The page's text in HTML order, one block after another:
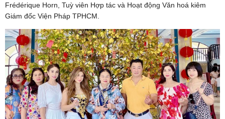
Frédérique Horn, Tuỳ viên Hợp tác và Hoạt động Văn hoá kiêm
Giám đốc Viện Pháp TPHCM.